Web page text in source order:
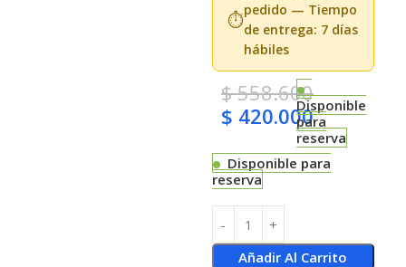
⏱️pedido — Tiempo
de entrega: 7 días
hábiles
$558.600
$ 420.000Disponible
para
reserva
Disponible para
reserva
Añadir Al Carrito